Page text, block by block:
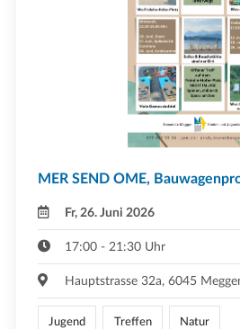
MER SEND OME,
Fr, 26. Juni 2026
17:00 - 21:30 Uhr
Hauptstrasse 32a, 6045
Jugend Treffen Natur